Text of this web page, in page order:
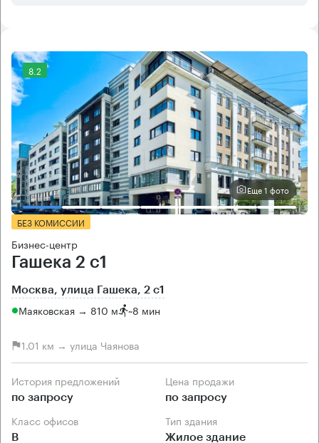
8.2
Еще 1 фото
БЕЗ КОМИССИИ
Бизнес-центр
Гашека 2 с1
Москва, улица Гашека, 2 с1
Маяковская → 810 м ~8 мин
1.01 км → улица Чаянова
История предложений
по запросу
Цена продажи
по запросу
Класс офисов
B
Тип здания
Жилое здание